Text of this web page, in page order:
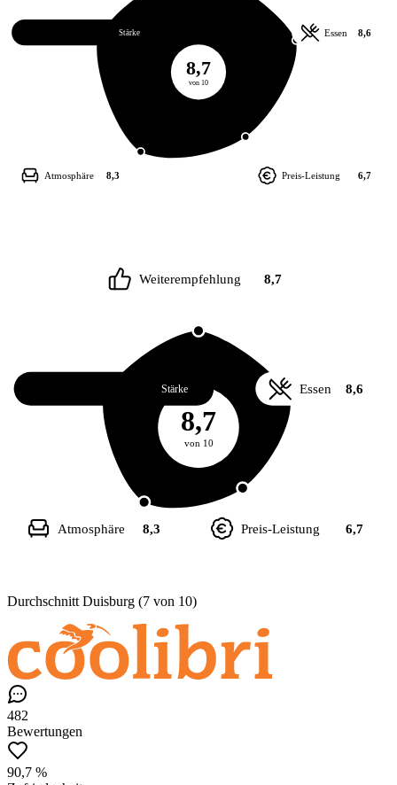
8,7
von 10
Essen 8,6
Preis-Leistung 6,7
Atmosphäre 8,3
Stärke
8,7
von 10
Weiterempfehlung 8,7
Essen 8,6
Preis-Leistung 6,7
Atmosphäre 8,3
Stärke
Durchschnitt Duisburg (7 von 10)
482
Bewertungen
90,7 %